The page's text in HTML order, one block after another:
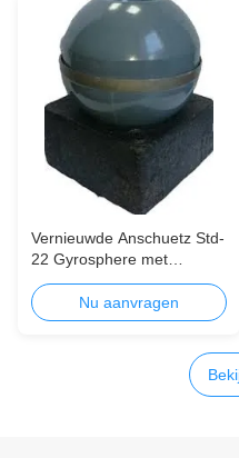
Vernieuwde Anschuetz Std-
22 Gyrosphere met
garantie
Nu aanvragen